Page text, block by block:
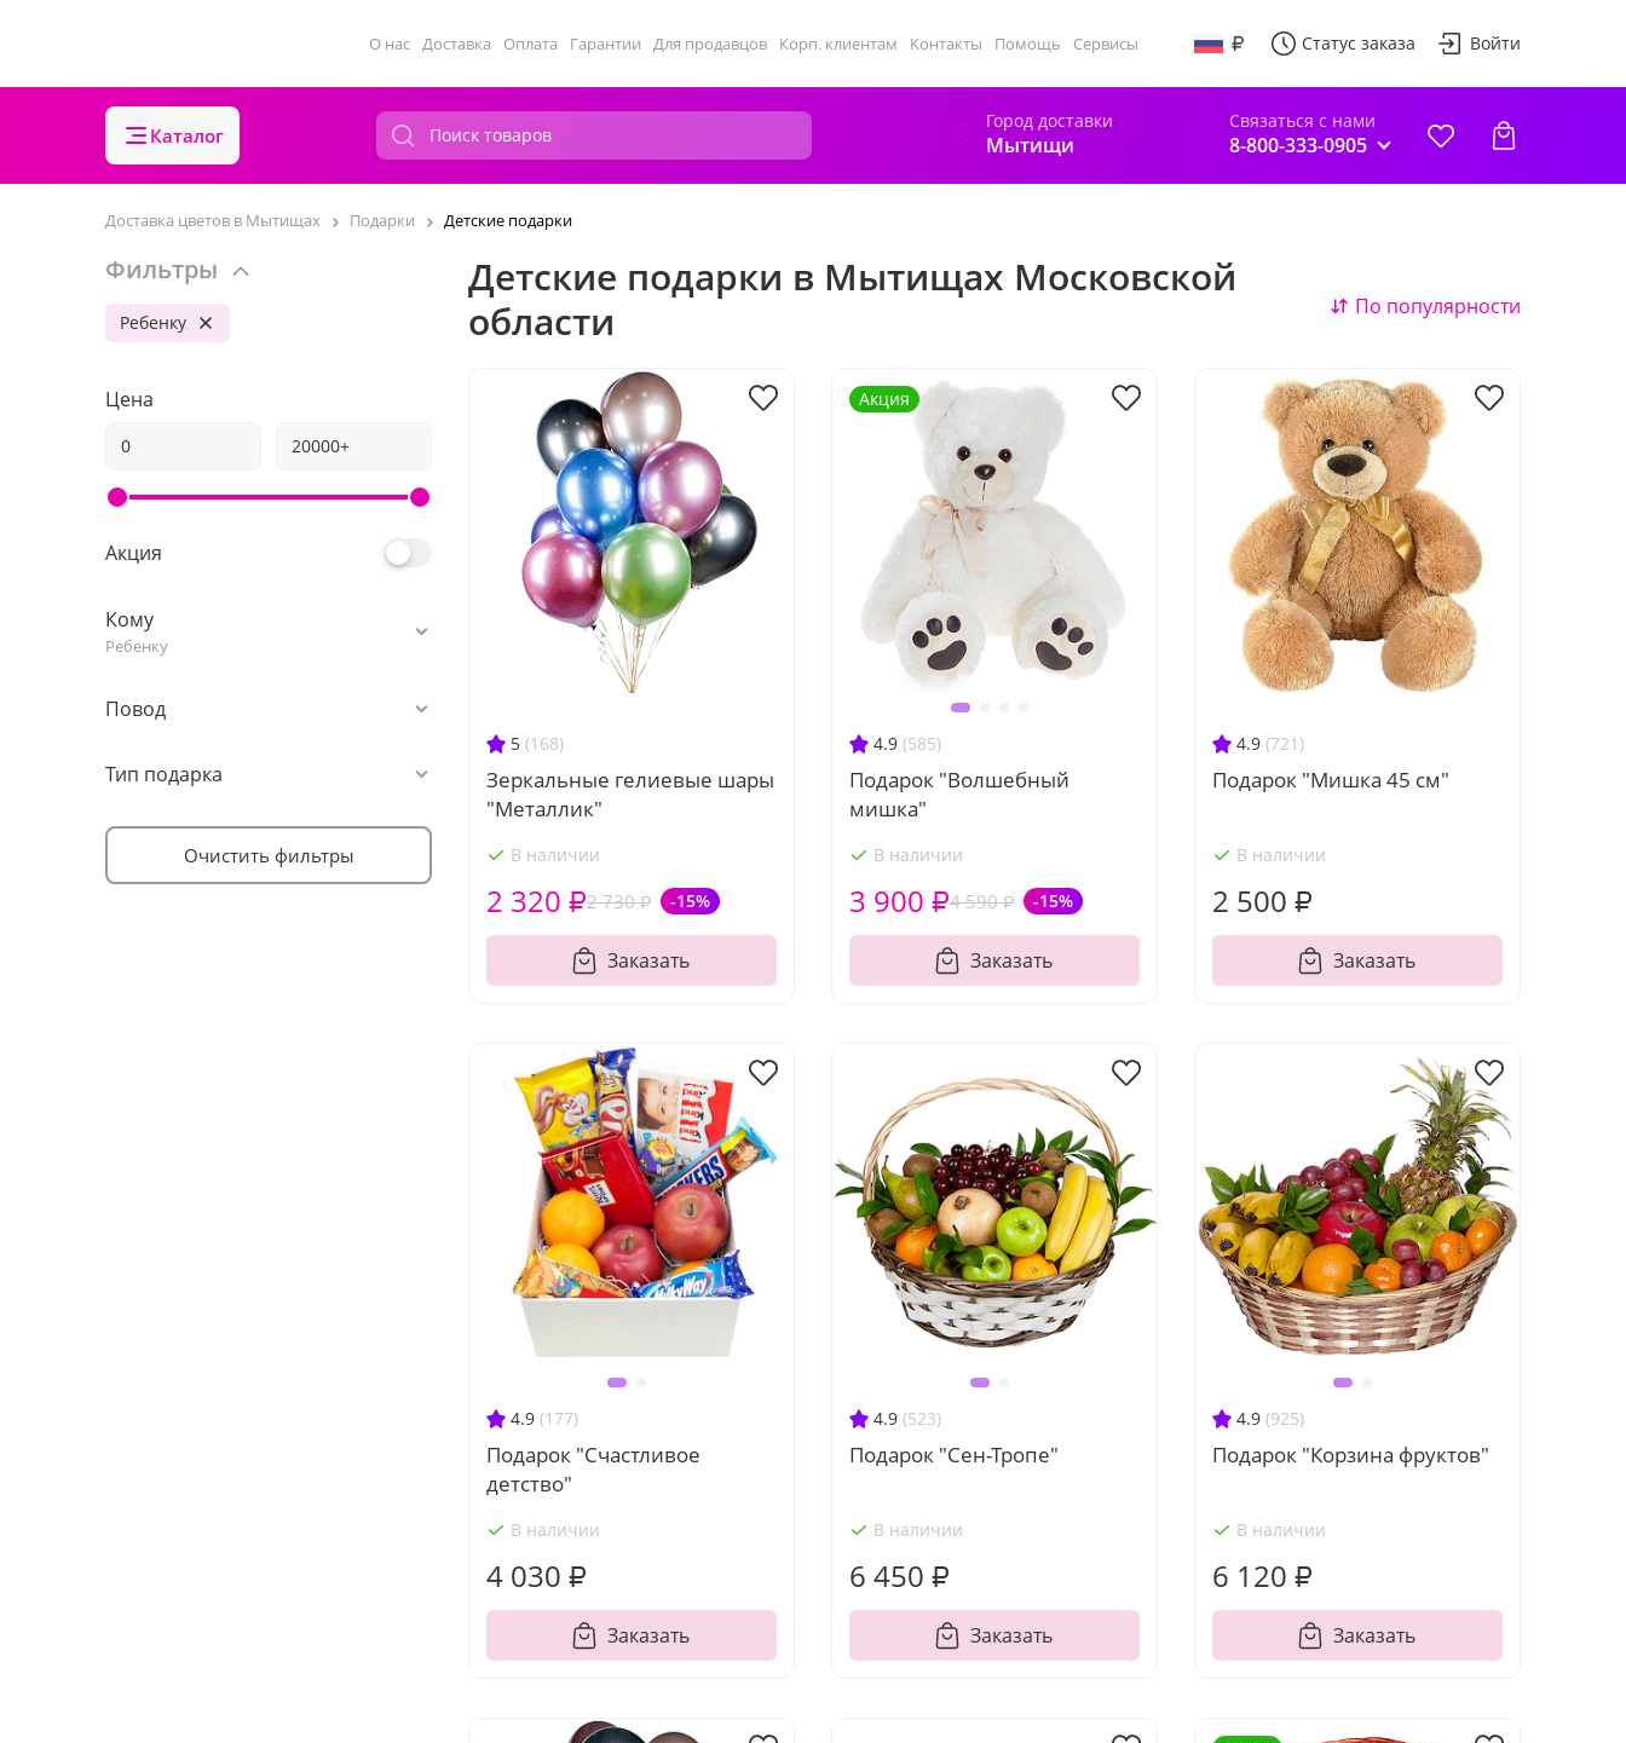
О нас Доставка Оплата Гарантии Для продавцов Корп. клиентам Контакты Помощь Сервисы Статус заказа Войти
Каталог
Город доставки
Мытищи
Связаться с нами
8-800-333-0905
Доставка цветов в Мытищах Подарки Детские подарки
Фильтры
Ребенку
Цена
Акция
Кому
Ребенку
Повод
Тип подарка
Очистить фильтры
Детские подарки в Мытищах Московской
области
По популярности
5 (168)
Зеркальные гелиевые шары
"Металлик"
В наличии
2 730 ₽ -15%
2 320 ₽
Заказать
4.9 (585)
Подарок "Волшебный
мишка"
В наличии
4 590 ₽ -15%
3 900 ₽
Заказать
Акция
4.9 (721)
Подарок "Мишка 45 см"
В наличии
2 500 ₽
Заказать
4.9 (177)
Подарок "Счастливое
детство"
В наличии
4 030 ₽
Заказать
4.9 (523)
Подарок "Сен-Тропе"
В наличии
6 450 ₽
Заказать
4.9 (925)
Подарок "Корзина фруктов"
В наличии
6 120 ₽
Заказать